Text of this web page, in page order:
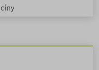
si zdarma e-book s
humanitních fakult,